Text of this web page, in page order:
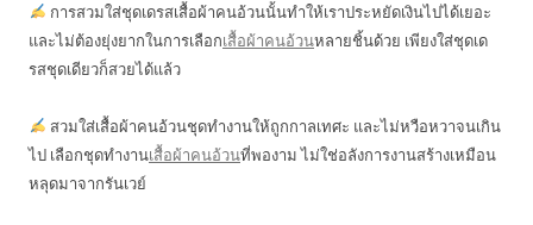
การสวมใส่ชุดเดรสเสื้อผ้าคนอ้วนนั้นทำให้เราประหยัดเงินไปได้เยอะ
และไม่ต้องยุ่งยากในการเลือกเสื้อผ้าคนอ้วนหลายชิ้นด้วย เพียงใส่ชุดเด
รสชุดเดียวก็สวยได้แล้ว
สวมใส่เสื้อผ้าคนอ้วนชุดทำงานให้ถูกกาลเทศะ และไม่หวือหวาจนเกิน
ไป เลือกชุดทำงานเสื้อผ้าคนอ้วนที่พองาม ไม่ใช่อลังการงานสร้างเหมือน
หลุดมาจากรันเวย์